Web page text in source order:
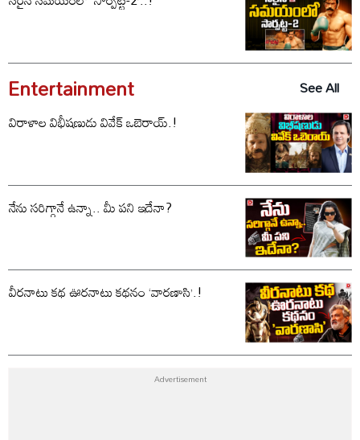
Entertainment
See All
విరాళాల విభీషణుడు వివేక్ ఒబెరాయ్.!
నేను సరిగ్గానే ఉన్నా.. మీ పని ఇదేనా?
వీరనాటు కథ ఊరనాటు కథనం ‘వారణాసి’.!